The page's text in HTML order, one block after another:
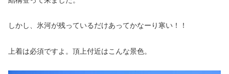
しかし、氷河が残っているだけあってかなーり寒い！！
上着は必須ですよ。頂上付近はこんな景色。